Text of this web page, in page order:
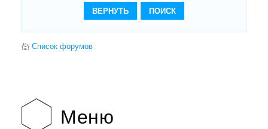
Список форумов
Меню